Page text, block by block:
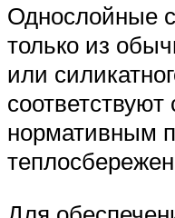
Однослойные
только из
или
нормативным